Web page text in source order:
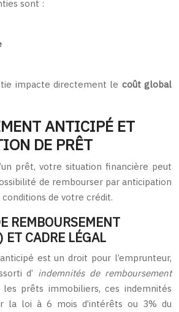
sont :
impacte directement le coût global
ANTICIPÉ ET
DE PRÊT
prêt, votre situation financière peut
de rembourser par anticipation
de votre crédit.
REMBOURSEMENT
CADRE LÉGAL
est un droit pour l’emprunteur,
d’ indemnités de remboursement
les prêts immobiliers, ces indemnités
la loi à 6 mois d’intérêts ou 3% du